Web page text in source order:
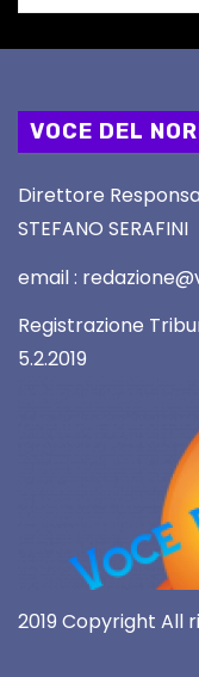
VOCE DEL
Direttore
STEFANO SERAFINI
email :
Registrazione
5.2.2019
2019 Copyright All